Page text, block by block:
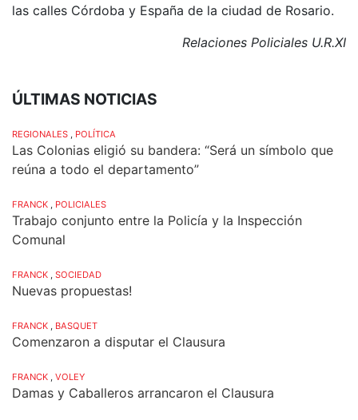
las calles Córdoba y España de la ciudad de Rosario.
Relaciones Policiales U.R.XI
ÚLTIMAS NOTICIAS
REGIONALES , POLÍTICA
Las Colonias eligió su bandera: “Será un símbolo que
reúna a todo el departamento”
FRANCK , POLICIALES
Trabajo conjunto entre la Policía y la Inspección
Comunal
FRANCK , SOCIEDAD
Nuevas propuestas!
FRANCK , BASQUET
Comenzaron a disputar el Clausura
FRANCK , VOLEY
Damas y Caballeros arrancaron el Clausura